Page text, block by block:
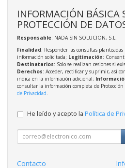
INFORMACIÓN BÁSICA
PROTECCIÓN DE
Responsable: NADA SIN SOLUCION, S.L.
Finalidad: Responder las consultas
información solicitada; Legitimación:
Destinatarios: Solo se realizan cesiones si
Derechos: Acceder, rectificar y suprimir, así
indica en la información adicional;
consultar la información completa de
de Privacidad
He leído y acepto la Política de
Contacto